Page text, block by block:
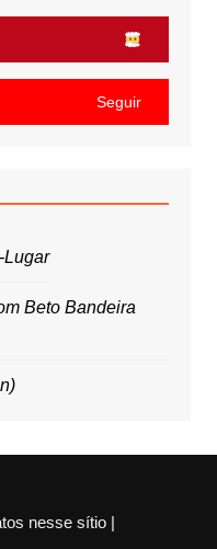
Seguir
Lugar
Beto Bandeira
nesse sítio |